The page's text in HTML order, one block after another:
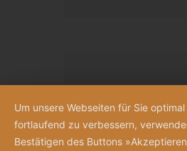
Um unsere Webseiten für Sie
fortlaufend zu verbessern,
Bestätigen des Buttons